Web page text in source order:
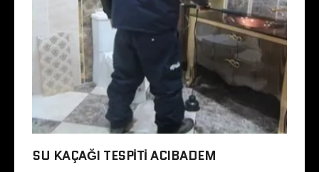
SU KAÇAĞI TESPITI ACIBADEM